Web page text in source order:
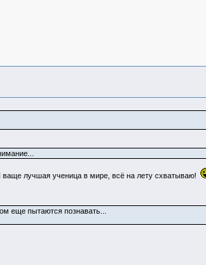
лучшая ученица в мире, всё на лету схватываю!
еще пытаются познавать...